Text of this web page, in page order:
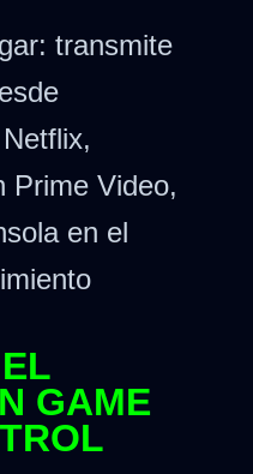
transmite
Prime Video,
en el
GAME